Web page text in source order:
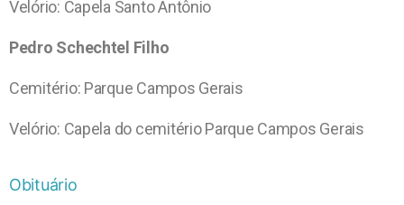
Velório: Capela Santo Antônio
Pedro Schechtel Filho
Cemitério: Parque Campos Gerais
Velório: Capela do cemitério Parque Campos Gerais
Obituário